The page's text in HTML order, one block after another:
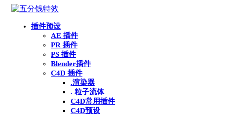
插件预设
AE 插件
PR 插件
PS 插件
Blender插件
C4D 插件
.渲染器
. 粒子流体
C4D常用插件
C4D预设